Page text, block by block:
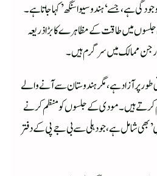
ہے، جسے ‘ہندو سیوا سنگھ’ کہا جاتا ہے۔
جلسوں میں طاقت کے مظاہرے کا بڑا ذریعہ
ممالک میں سرگرم ہیں۔
طور پر آزاد ہے، مگر ہندوستان سے آنے والے
کرتے ہیں۔ مودی کے جلسوں کو منظم کرنے
بھی شامل ہے، جو دہلی سے بی جے پی کے دفتر